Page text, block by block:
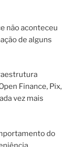
não aconteceu
de alguns
Finance, Pix,
vez mais
do